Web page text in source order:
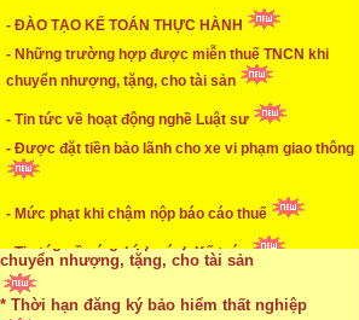
- ĐÀO TẠO KẾ TOÁN THỰC HÀNH
- Những trường hợp được miễn thuế TNCN khi
chuyển nhượng, tặng, cho tài sản
- Tin tức về hoạt động nghề Luật sư
- Được đặt tiền bảo lãnh cho xe vi phạm giao thông
- Mức phạt khi chậm nộp báo cáo thuế
- Tin tức về các chính sách Kế toán
* Cách chọn màu phù hợp theo phong thuỷ
...xem chi tiết
...xem chi tiết
* Lập di chúc bằng miệng có cần đi công chứng
...xem chi tiết
* Những trường hợp được miễn thuế TNCN khi
chuyển nhượng, tặng, cho tài sản